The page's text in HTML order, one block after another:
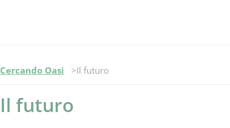
Cercando Oasi Episodio -
Il futuro
Il futuro